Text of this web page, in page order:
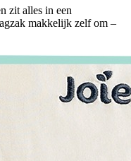
zit alles in een
makkelijk zelf om –